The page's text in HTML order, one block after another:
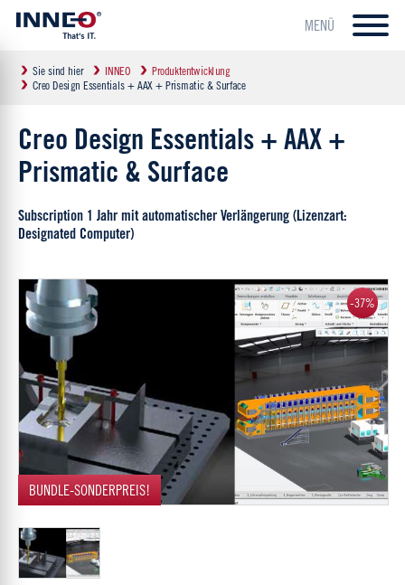
MENÜ
Sie sind hier INNEO
Produktentwicklung
Creo Design Essentials + AAX + Prismatic & Surface
Creo Design Essentials + AAX +
Prismatic & Surface
Subscription 1 Jahr mit automatischer Verlängerung (Lizenzart:
Designated Computer)
BUNDLE-SONDERPREIS!
-37%